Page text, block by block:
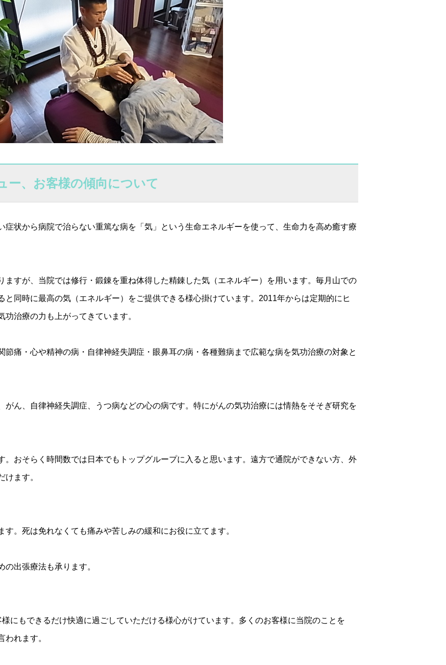
ー、お客様の傾向について
症状から病院で治らない重篤な病を「気」という生命エネルギーを使って、生命力を高め癒す療
ますが、当院では修行・鍛錬を重ね体得した精錬した気（エネルギー）を用います。毎月山での
と同時に最高の気（エネルギー）をご提供できる様心掛けています。2011年からは定期的にヒ
功治療の力も上がってきています。
節痛・心や精神の病・自律神経失調症・眼鼻耳の病・各種難病まで広範な病を気功治療の対象と
がん、自律神経失調症、うつ病などの心の病です。特にがんの気功治療には情熱をそそぎ研究を
。おそらく時間数では日本でもトップグループに入ると思います。遠方で通院ができない方、外
けます。
。死は免れなくても痛みや苦しみの緩和にお役に立てます。
の出張療法も承ります。
にもできるだけ快適に過ごしていただける様心がけています。多くのお客様に当院のことを
われます。